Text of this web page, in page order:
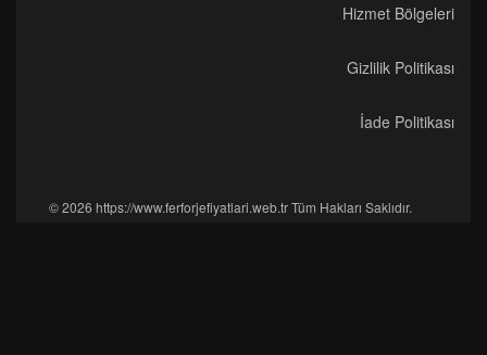
Hizmet Bölgeleri
Gizlilik Politikası
İade Politikası
© 2026 https://www.ferforjefiyatlari.web.tr Tüm Hakları Saklıdır.